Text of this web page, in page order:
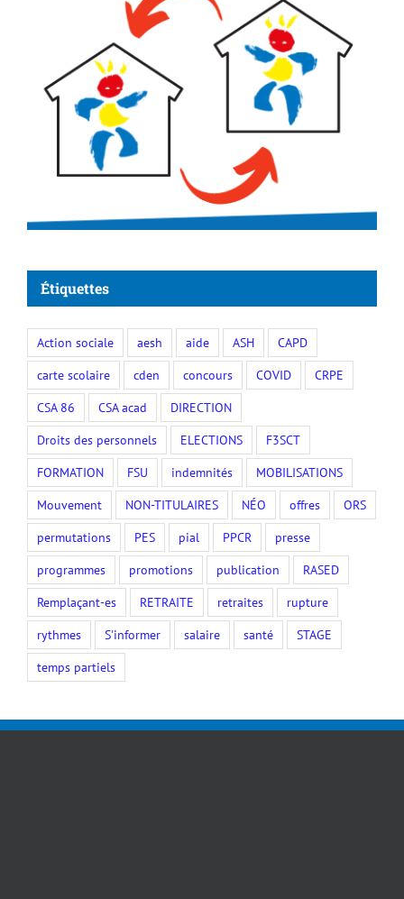
Étiquettes
Action sociale aesh aide ASH
CAPD
carte scolaire
cden concours COVID
CRPE
CSA 86
CSA acad
DIRECTION
Droits des personnels
ELECTIONS
F3SCT
FORMATION
FSU indemnités
MOBILISATIONS
Mouvement
NON-TITULAIRES NÉO offres
ORS
permutations
PES pial PPCR
presse
programmes
promotions publication
RASED
Remplaçant-es
RETRAITE retraites
rupture
rythmes
S'informer salaire santé
STAGE
temps partiels